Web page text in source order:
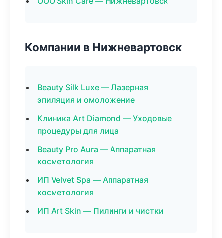
Компании в Нижневартовск
Beauty Silk Luxe — Лазерная
эпиляция и омоложение
Клиника Art Diamond — Уходовые
процедуры для лица
Beauty Pro Aura — Аппаратная
косметология
ИП Velvet Spa — Аппаратная
косметология
ИП Art Skin — Пилинги и чистки